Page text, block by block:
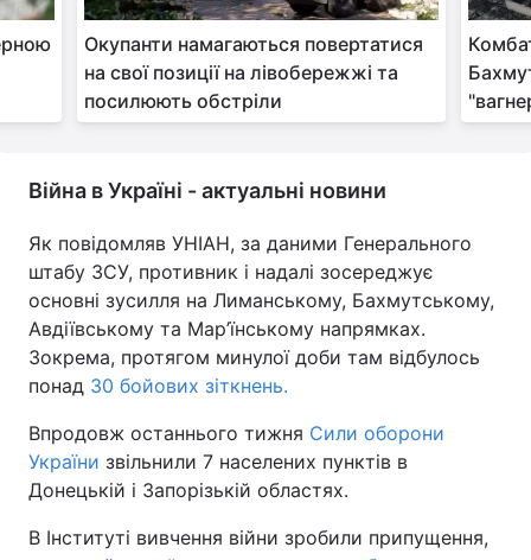
Окупанти намагаються повертатися
на свої позиції на лівобережжі та
посилюють обстріли
Війна в Україні - актуальні новини
Як повідомляв УНІАН, за даними Генерального
штабу ЗСУ, противник і надалі зосереджує
основні зусилля на Лиманському, Бахмутському,
Авдіївському та Мар’їнському напрямках.
Зокрема, протягом минулої доби там відбулось
понад 30 бойових зіткнень.
Впродовж останнього тижня Сили оборони
України звільнили 7 населених пунктів в
Донецькій і Запорізькій областях.
В Інституті вивчення війни зробили припущення,